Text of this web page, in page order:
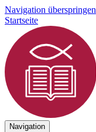
Navigation überspringen
Startseite
Navigation